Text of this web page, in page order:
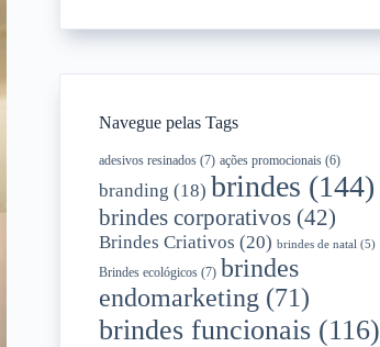
Navegue pelas Tags
adesivos resinados(7) ações promocionais(6)
branding (18) brindes (144)
brindes corporativos(42)
Brindes Criativos (20) brindes de natal (5)
Brindes ecológicos(7) brindes
endomarketing (71)
brindes funcionais(116)